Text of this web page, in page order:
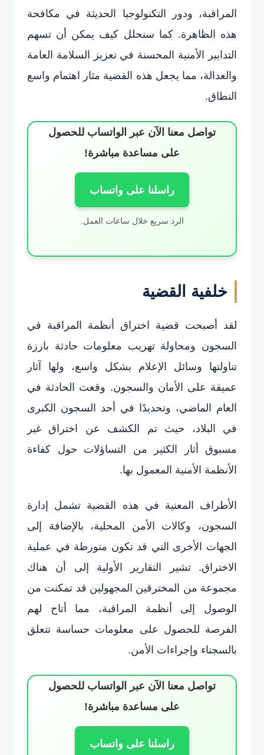
المراقبة، ودور التكنولوجيا الحديثة في مكافحة
هذه الظاهرة. كما سنحلل كيف يمكن أن تسهم
التدابير الأمنية المحسنة في تعزيز السلامة العامة
والعدالة، مما يجعل هذه القضية مثار اهتمام واسع
النطاق.
تواصل معنا الآن عبر الواتساب للحصول
على مساعدة مباشرة!
راسلنا على واتساب
الرد سريع خلال ساعات العمل.
خلفية القضية
لقد أصبحت قضية اختراق أنظمة المراقبة في
السجون ومحاولة تهريب معلومات حادثة بارزة
تناولتها وسائل الإعلام بشكل واسع، ولها آثار
عميقة على الأمان والسجون. وقعت الحادثة في
العام الماضي، وتحديدًا في أحد السجون الكبرى
في البلاد، حيث تم الكشف عن اختراق غير
مسبوق أثار الكثير من التساؤلات حول كفاءة
الأنظمة الأمنية المعمول بها.
الأطراف المعنية في هذه القضية تشمل إدارة
السجون، وكالات الأمن المحلية، بالإضافة إلى
الجهات الأخرى التي قد تكون متورطة في عملية
الاختراق. تشير التقارير الأولية إلى أن هناك
مجموعة من المخترقين المجهولين قد تمكنت من
الوصول إلى أنظمة المراقبة، مما أتاح لهم
الفرصة للحصول على معلومات حساسة تتعلق
بالسجناء وإجراءات الأمن.
تواصل معنا الآن عبر الواتساب للحصول
على مساعدة مباشرة!
راسلنا على واتساب